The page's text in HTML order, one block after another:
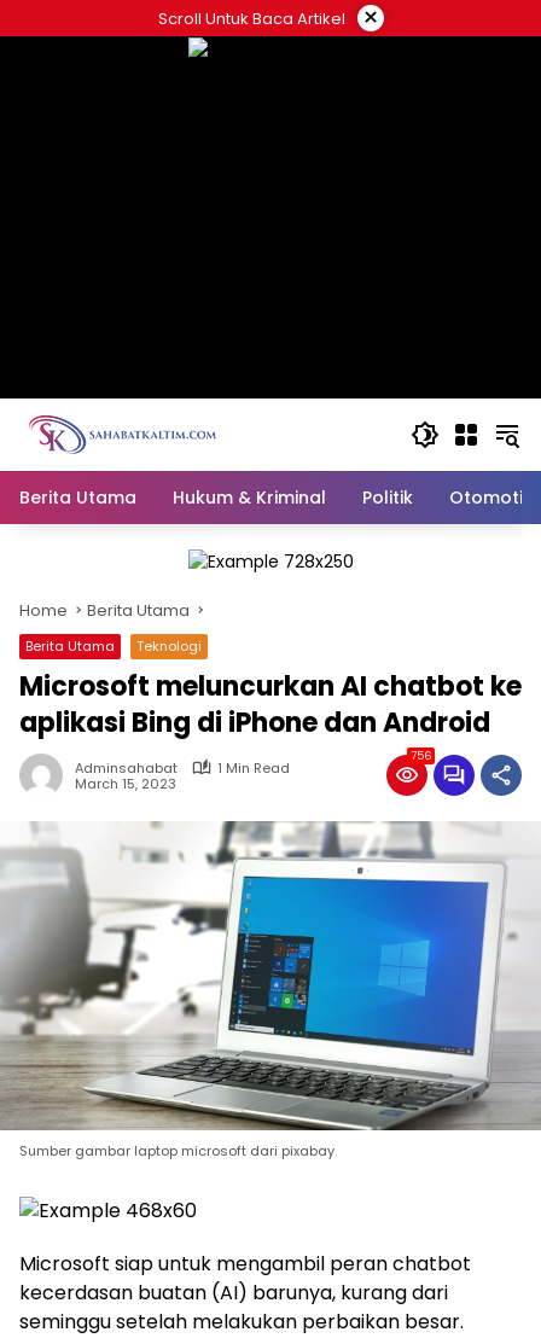
to
Scroll Untuk Baca Artikel ×
Berita Utama Hukum & Kriminal Politik Otomotif
Home Berita Utama
Berita Utama Teknologi
Microsoft meluncurkan AI chatbot ke
aplikasi Bing di iPhone dan Android
Adminsahabat
1 Min Read
March 15, 2023
756
Sumber gambar laptop microsoft dari pixabay
Microsoft siap untuk mengambil peran chatbot
kecerdasan buatan (AI) barunya, kurang dari
seminggu setelah melakukan perbaikan besar.